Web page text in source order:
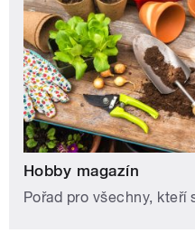
Hobby magazín
Pořad pro všechny, kteří